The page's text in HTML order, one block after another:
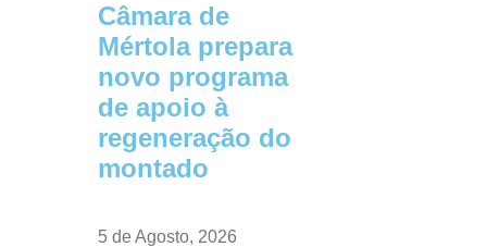
Câmara de
Mértola prepara
novo programa
de apoio à
regeneração do
montado
5 de Agosto, 2026